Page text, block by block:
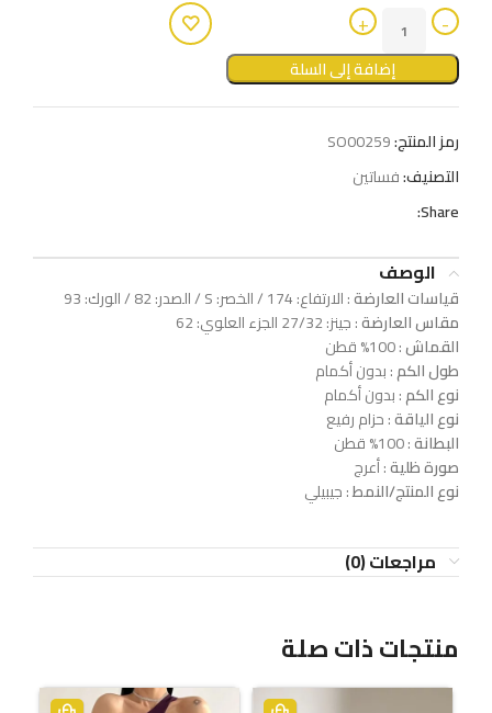
إضافة إلى السلة
رمز المنتج:SO00259
التصنيف:فساتين
Share:
الوصف
قياسات العارضة: الارتفاع: 174 / الخصر: S / الصدر: 82 / الورك: 93
مقاس العارضة: جينز: 27/32 الجزء العلوي: 62
القماش: 100% قطن
طول الكم: بدون أكمام
نوع الكم: بدون أكمام
نوع الياقة: حزام رفيع
البطانة: 100% قطن
صورة ظلية: أعرج
نوع المنتج/النمط: جيبيلي
مراجعات (0)
منتجات ذات صلة